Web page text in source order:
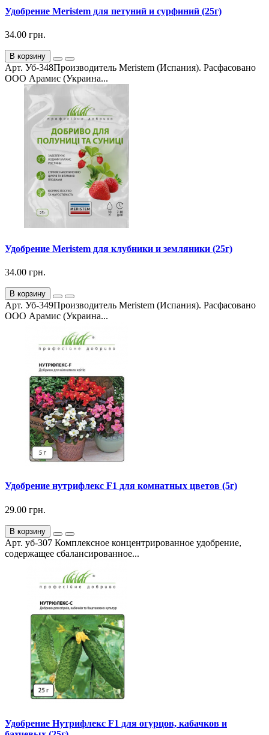
Удобрение Meristem для петуний и сурфиний (25г)
34.00 грн.
В корзину
Арт. Уб-348Производитель Meristem (Испания). Расфасовано
ООО Арамис (Украина...
Удобрение Meristem для клубники и земляники (25г)
34.00 грн.
В корзину
Арт. Уб-349Производитель Meristem (Испания). Расфасовано
ООО Арамис (Украина...
Удобрение нутрифлекс F1 для комнатных цветов (5г)
29.00 грн.
В корзину
Арт. уб-307 Комплексное концентрированное удобрение,
содержащее сбалансированное...
Удобрение Нутрифлекс F1 для огурцов, кабачков и